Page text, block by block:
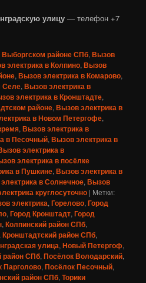
улицу — телефон +7
Выборгском районе СПб,Вызов
электрика в Колпино,Вызов
,Вызов электрика в Комарово,
Селе,Вызов электрика в
электрика в Кронштадте,
районе,Вызов электрика в
в Новом Петергофе,
,Вызов электрика в
в Песочный,Вызов электрика в
электрика в
электрика в посёлке
в Пушкине,Вызов электрика в
в Солнечное,Вызов
круглосуточно | Метки:
электрика,Горелово,Город
,Город Кронштадт,Город
,Колпинский район СПб,
,Кронштадтский район СПб,
улица,Новый Петергоф,
район СПб,Посёлок Володарский,
Парголово,Посёлок Песочный,
район СПб,Торики